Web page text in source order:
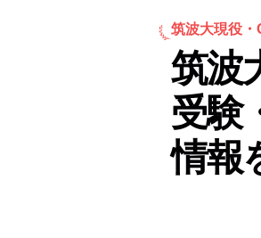
筑波大現役・
筑波
受験
情報